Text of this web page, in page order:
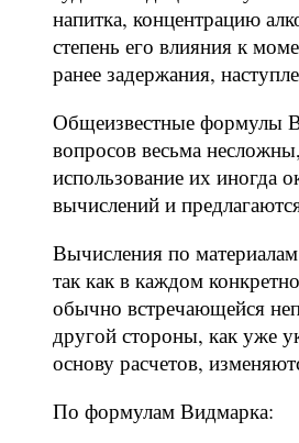
напитка, концентрацию
степень его влияния к
ранее задержания,
Общеизвестные формулы
вопросов весьма
использование их иногда
вычислений и
Вычисления по
так как в каждом
обычно встречающейся
другой стороны, как уже
основу расчетов,
По формулам Видмарка: